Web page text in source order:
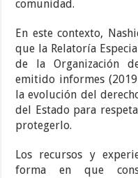
comunidad.
En este contexto,
que la Relatoría
de la Organización
emitido informes
la evolución del
del Estado para
protegerlo.
Los recursos y
forma en que